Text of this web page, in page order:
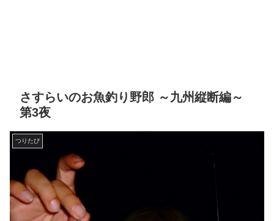
さすらいのお魚釣り野郎 ～九州縦断編～
第3夜
つりたび